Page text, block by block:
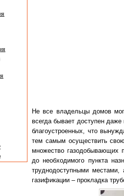
Не все владельцы домов
всегда бывает доступен
благоустроенных, что
тем самым осуществить
множество газодобывающих
до необходимого пункта
труднодоступными
газификации – прокладка